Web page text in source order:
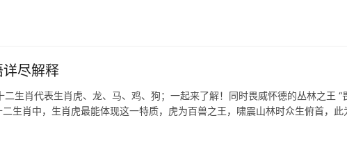
尽解释
生肖代表生肖虎、龙、马、鸡、狗；一起来了解！同时畏威怀德的丛林之王 “
生肖中，生肖虎最能体现这一特质，虎为百兽之王，啸震山林时众生俯首，此